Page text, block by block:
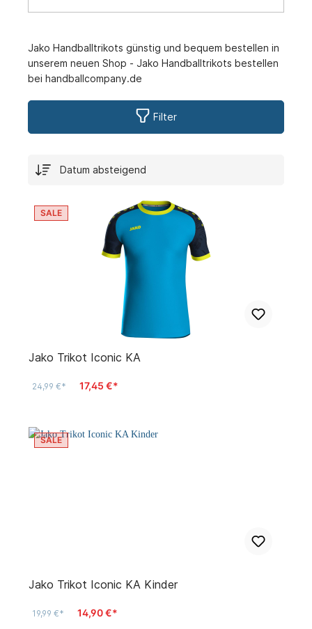
Jako Handballtrikots günstig und bequem bestellen in
unserem neuen Shop - Jako Handballtrikots bestellen
bei handballcompany.de
Filter
SALE
Jako Trikot Iconic KA
24,99 €* 17,45 €*
SALE
Jako Trikot Iconic KA Kinder
19,99 €* 14,90 €*